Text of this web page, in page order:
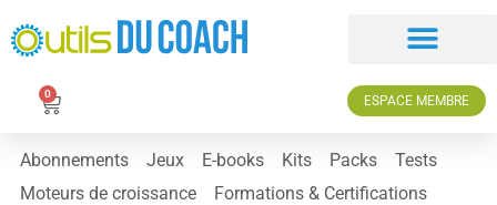
0 ESPACE MEMBRE
Abonnements Jeux E-books Kits Packs
Tests
Moteurs de croissance
Formations & Certifications